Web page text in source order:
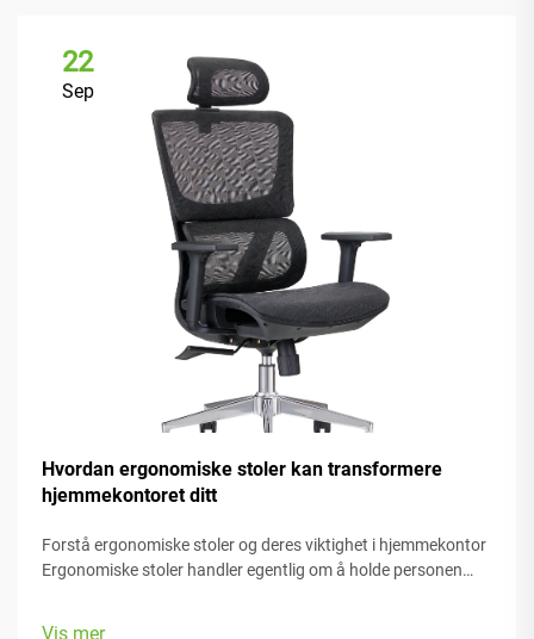
22
Sep
Hvordan ergonomiske stoler kan transformere
hjemmekontoret ditt
Forstå ergonomiske stoler og deres viktighet i hjemmekontor
Ergonomiske stoler handler egentlig om å holde personen
Vis mer